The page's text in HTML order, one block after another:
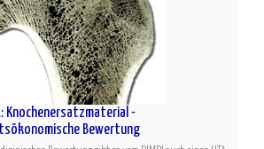
Knochenersatzmaterial -
Bewertung